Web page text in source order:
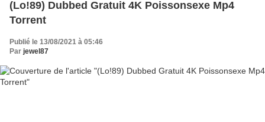
(Lo!89) Dubbed Gratuit 4K Poissonsexe Mp4
Torrent
Publié le 13/08/2021 à 05:46
Par jewel87